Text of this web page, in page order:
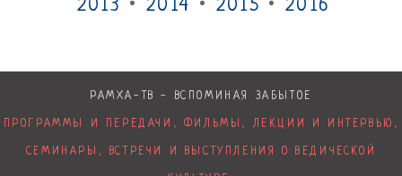
Возрождение ведического православия
Другие выпуски программы «Древо Жизни»:
Традиция пения на Руси
Древние музыкальные инструменты